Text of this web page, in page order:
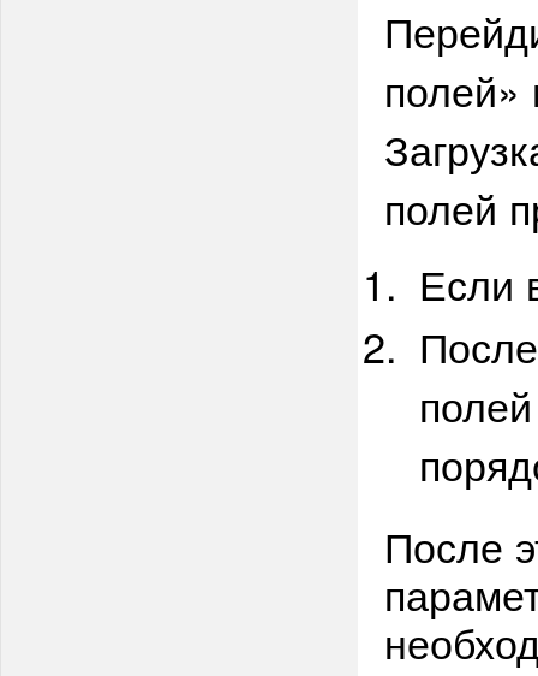
полей»
полей
Если
После